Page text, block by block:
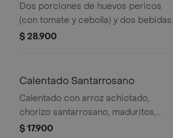
Dos porciones de huevos pericos
(con tomate y cebolla) y dos bebidas
a elección.
$ 28.900
Calentado Santarrosano
Calentado con arroz achiotado,
chorizo santarrosano, maduritos,
papa, guacamole y cilantro.
$ 17.900